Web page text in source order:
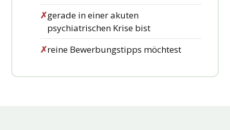
✗gerade in einer akuten
psychiatrischen Krise bist
✗reine Bewerbungstipps möchtest